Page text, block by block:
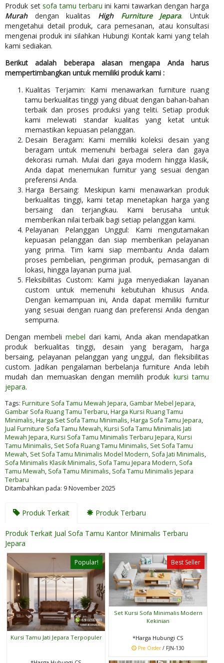
Produk setsofa tamu terbaru ini kami tawarkan dengan harga
Murahdengan kualitas High Furniture Jepara. Untuk
mengetahui detail produk, cara pemesanan, atau konsultasi
mengenai produk ini silahkan Hubungi Kontak kami yang telah
kami sediakan.
Berikut adalah beberapa alasan mengapa Anda harus
mempertimbangkan untuk memiliki produk kami :
Kualitas Terjamin: Kami menawarkan furniture ruang
tamu berkualitas tinggi yang dibuat dengan bahan-bahan
terbaik dan proses produksi yang teliti. Setiap produk
kami melewati standar kualitas yang ketat untuk
memastikan kepuasan pelanggan.
Desain Beragam: Kami memiliki koleksi desain yang
beragam untuk memenuhi berbagai selera dan gaya
dekorasi rumah. Mulai dari gaya modern hingga klasik,
Anda dapat menemukan furnitur yang sesuai dengan
preferensi Anda.
Harga Bersaing: Meskipun kami menawarkan produk
berkualitas tinggi, kami tetap menetapkan harga yang
bersaing dan terjangkau. Kami berusaha untuk
memberikan nilai terbaik bagi setiap pelanggan kami.
Pelayanan Pelanggan Unggul: Kami mengutamakan
kepuasan pelanggan dan siap memberikan pelayanan
yang prima. Tim kami siap membantu Anda dalam
proses pembelian, pengiriman produk, pemasangan di
lokasi, hingga layanan purna jual.
Fleksibilitas Custom: Kami juga menyediakan layanan
custom untuk memenuhi kebutuhan khusus Anda.
Dengan kemampuan ini, Anda dapat memiliki furnitur
yang sesuai dengan ruang dan preferensi Anda dengan
sempurna.
Dengan membeli mebel dari kami, Anda akan mendapatkan
produk berkualitas tinggi, desain yang beragam, harga
bersaing, pelayanan pelanggan yang unggul, dan fleksibilitas
custom. Jadikan pengalaman berbelanja furniture Anda lebih
mudah dan memuaskan dengan memilih produk kursi tamu
jepara.
Tags: Furniture Sofa Tamu Mewah Jepara,Gambar Mebel Jepara,
Gambar Sofa Ruang Tamu Terbaru,Harga Kursi Ruang Tamu
Minimalis,Harga Set Sofa Tamu Minimalis,Harga Sofa Tamu Jepara,
Jual Furniture Sofa Tamu Mewah,Kursi Sofa Tamu Minimalis Jati
Mewah Jepara,Kursi Sofa Tamu Minimalis Terbaru Jepara,Kursi
Tamu Minimalis, Set Sofa Ruang Tamu Minimalis, Set Sofa Tamu
Mewah, Set Sofa Tamu Minimalis Model Modern, Sofa Jati Minimalis,
Sofa Minimalis Klasik Minimalis, Sofa Tamu Jepara Modern, Sofa
Tamu Mewah, Sofa Tamu Minimalis, Sofa Tamu Minimalis Jepara
Terbaru
Ditambahkan pada: 9 November 2025
Produk Terkait Produk Terbaru
Produk Terkait Jual Sofa Tamu Kantor Minimalis Terbaru
Jepara
Popular!
Kursi Tamu Jati Jepara Terpopuler
Best Seller
Set Kursi Sofa Minimalis Modern
Kekinian
*Harga Hubungi CS
Pre Order/ FJN-130